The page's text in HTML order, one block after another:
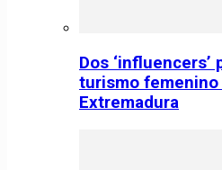
Dos ‘influencers’
turismo
Extremadura